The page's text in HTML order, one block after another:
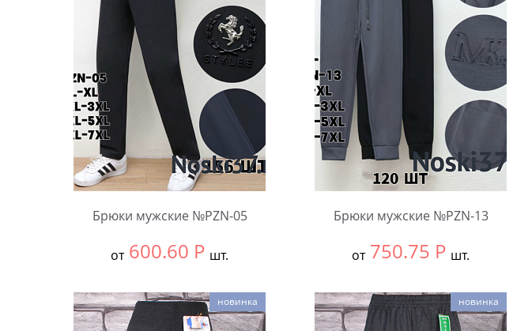
Брюки мужские №PZN-05
от 600.60 Р шт.
В упаковке:
5 шт.
Брюки мужские №PZN-13
от 750.75 Р шт.
В упаковке:
4 шт.
новинка новинка